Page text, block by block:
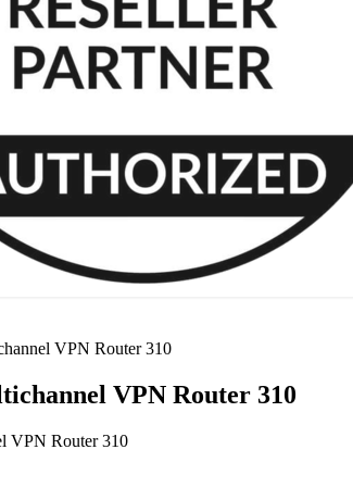
VPN Router 310
VPN Router 310
VPN Router 310